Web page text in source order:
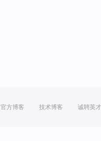
官方博客 技术博客 诚聘英才